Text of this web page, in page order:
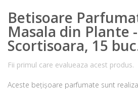
Betisoare
Masala din Plante -
Scortisoara, 15
Fii primul care evalueaza acest produs.
Aceste bețișoare parfumate sunt